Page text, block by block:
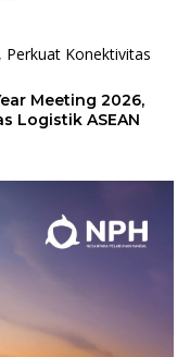
Meeting 2026,
Logistik ASEAN